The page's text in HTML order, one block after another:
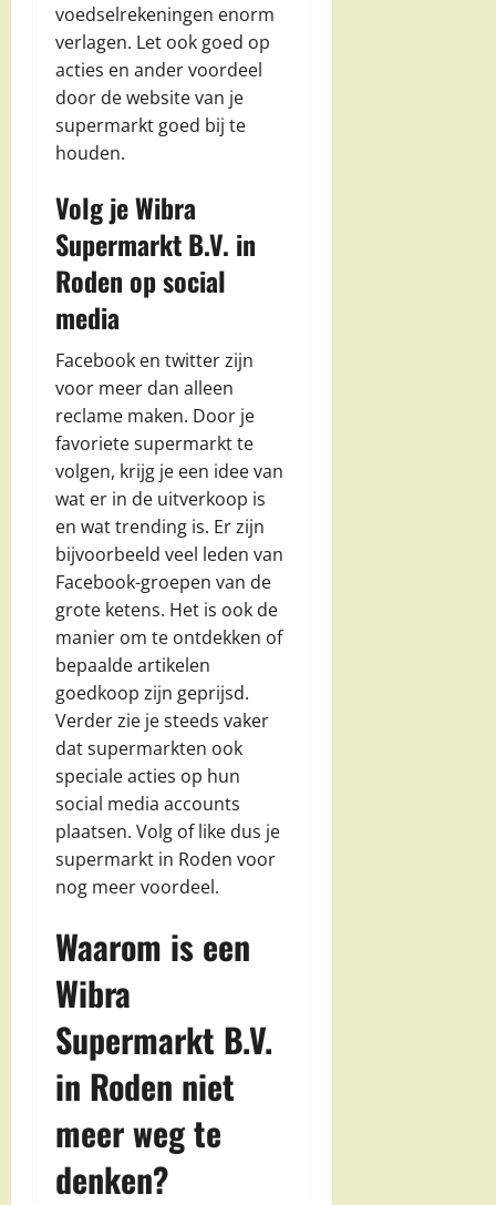
voedselrekeningen enorm
verlagen. Let ook goed op
acties en ander voordeel
door de website van je
supermarkt goed bij te
houden.
Volg je Wibra
Supermarkt B.V. in
Roden op social
media
Facebook en twitter zijn
voor meer dan alleen
reclame maken. Door je
favoriete supermarkt te
volgen, krijg je een idee van
wat er in de uitverkoop is
en wat trending is. Er zijn
bijvoorbeeld veel leden van
Facebook-groepen van de
grote ketens. Het is ook de
manier om te ontdekken of
bepaalde artikelen
goedkoop zijn geprijsd.
Verder zie je steeds vaker
dat supermarkten ook
speciale acties op hun
social media accounts
plaatsen. Volg of like dus je
supermarkt in Roden voor
nog meer voordeel.
Waarom is een
Wibra
Supermarkt B.V.
in Roden niet
meer weg te
denken?